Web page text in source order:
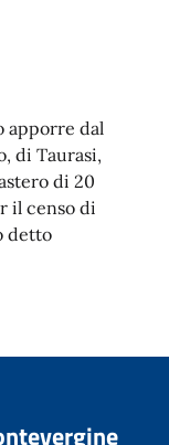
apporre dal
di Taurasi,
di 20
il censo di
detto